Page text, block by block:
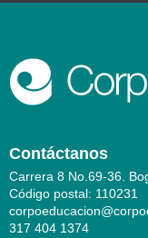
Contáctanos
Carrera 8 No.69-36.
Código postal: 110231
317 404 1374